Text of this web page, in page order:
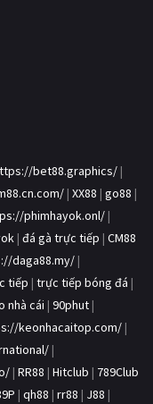
bet88.graphics/ |
| XX88 | go88 |
phimhayok.onl/ |
| đá gà trực tiếp | CM88
daga88.my/ |
tiếp | trực tiếp bóng đá |
nhà cái | 90phut |
keonhacaitop.com/ |
|
| RR88 | Hitclub | 789Club
| qh88 | rr88 | J88 |